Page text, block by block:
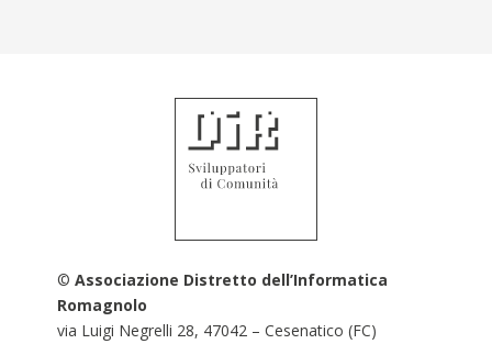
©Associazione Distretto dell’Informatica
Romagnolo
via Luigi Negrelli 28, 47042 – Cesenatico (FC)